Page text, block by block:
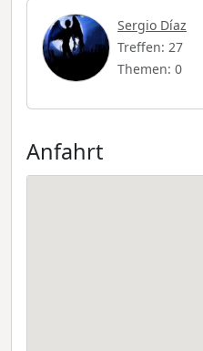
Sergio Díaz
Treffen: 27
Themen: 0
Anfahrt